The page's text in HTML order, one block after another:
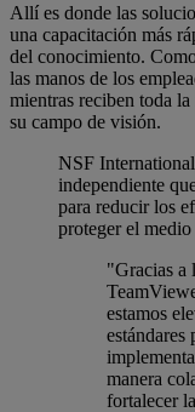
Allí es donde las
una capacitación más
del conocimiento.
las manos de los
mientras reciben toda
su campo de visión.
NSF International
independiente
para reducir los
proteger el medio
"Gracias a
estamos
estándares
manera
fortalecer